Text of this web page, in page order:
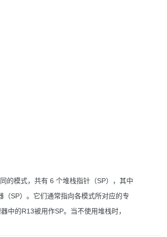
的模式，共有 6 个堆栈指针（SP），其中
SP）。它们通常指向各模式所对应的专
中的R13被用作SP。当不使用堆栈时，